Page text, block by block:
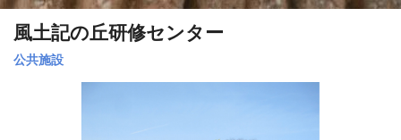
風土記の丘研修センター
公共施設